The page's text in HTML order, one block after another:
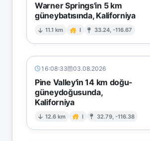
Warner Springs'in 5 km
güneybatısında, Kaliforniya
11.1 km I 33.24, -116.67
16:08:33 03.08.2026
Pine Valley'in 14 km doğu-
güneydoğusunda,
Kaliforniya
12.6 km I 32.79, -116.38